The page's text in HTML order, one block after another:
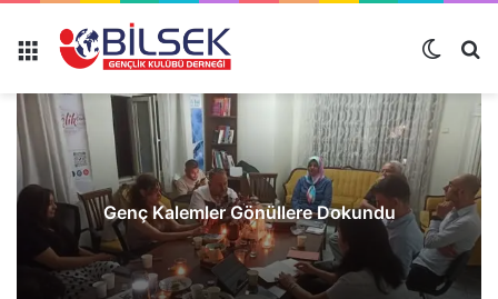
Genç Kalemler Gönüllere Dokundu